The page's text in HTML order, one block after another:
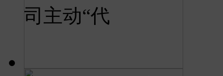
司主动“代